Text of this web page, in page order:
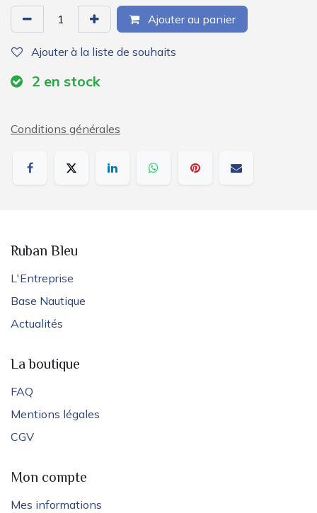
Ajouter au panier
Ajouter à la liste de souhaits
2 en stock
Conditions générales
Ruban Bleu
L'Entreprise
Base Nautique
Actualités
La boutique
FAQ
Mentions légales
CGV
Mon compte
Mes informations